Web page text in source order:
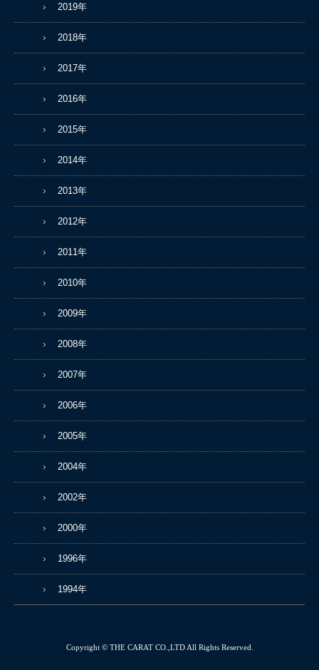
2019年
2018年
2017年
2016年
2015年
2014年
2013年
2012年
2011年
2010年
2009年
2008年
2007年
2006年
2005年
2004年
2002年
2000年
1996年
1994年
Copyright © THE CARAT CO.,LTD All Rights Reserved.